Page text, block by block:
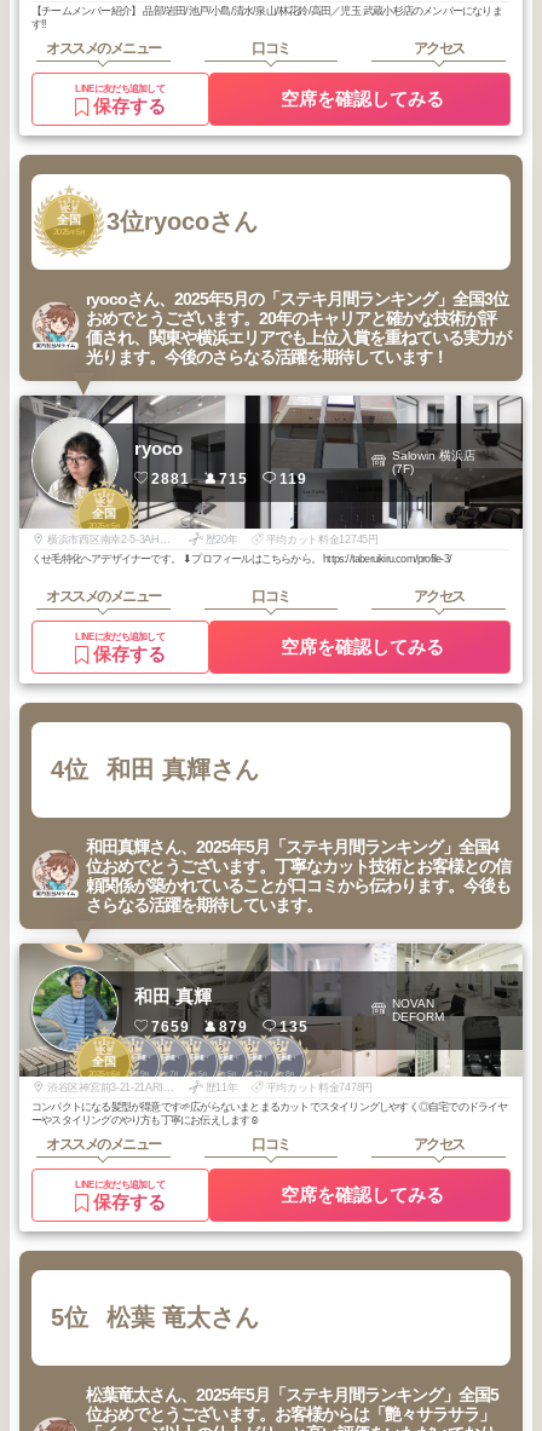
【チームメンバー紹介】 品部/岩田/池戸/小島/清水/泉山/林花鈴/高田／児玉 武蔵小杉店のメンバーになりま
す‼︎
オススメのメニュー 口コミ アクセス
LINEに友だち追加して
保存する 空席を確認してみる
3
全国
2025年 5月 3位ryocoさん
ryocoさん、2025年5月の「ステキ月間ランキング」全国3位
おめでとうございます。20年のキャリアと確かな技術が評
価され、関東や横浜エリアでも上位入賞を重ねている実力が
光ります。今後のさらなる活躍を期待しています！
3
全国
2025年 5月
ryoco
2881 715 119
Salowin 横浜店
(7F)
横浜市西区南幸2-5-3AHCminamisaiwai 7F 歴20年
平均カット料金12745円
くせ毛特化ヘアデザイナーです。 ⬇︎プロフィールはこちらから。 https://taberuikiru.com/profile-3/
オススメのメニュー 口コミ アクセス
LINEに友だち追加して
保存する 空席を確認してみる
4位 和田 真輝さん
和田真輝さん、2025年5月「ステキ月間ランキング」全国4
位おめでとうございます。丁寧なカット技術とお客様との信
頼関係が築かれていることが口コミから伝わります。今後も
さらなる活躍を期待しています。
3
全国
2025年 6月
1
青山・表参道・
原宿
2025年 9月
1
青山・表参道・
2025年7月
1
青山・表参道・
2025年5月
2
青山・表参道・
2026年5月
2
青山・表参道・
2025年 12月
2
青山・表参道・
2025年8月
和田 真輝
7659 879 135
NOVAN
DEFORM
渋谷区神宮前3-21-21ARISTO原宿3F 歴11年
平均カット料金7478円
コンパクトになる髪型が得意です🌱広がらないまとまるカットでスタイリングしやすく◎自宅でのドライヤ
ーやスタイリングのやり方も丁寧にお伝えします☺︎
オススメのメニュー 口コミ アクセス
LINEに友だち追加して
保存する 空席を確認してみる
5位 松葉 竜太さん
松葉竜太さん、2025年5月「ステキ月間ランキング」全国5
位おめでとうございます。お客様からは「艶々サラサラ」